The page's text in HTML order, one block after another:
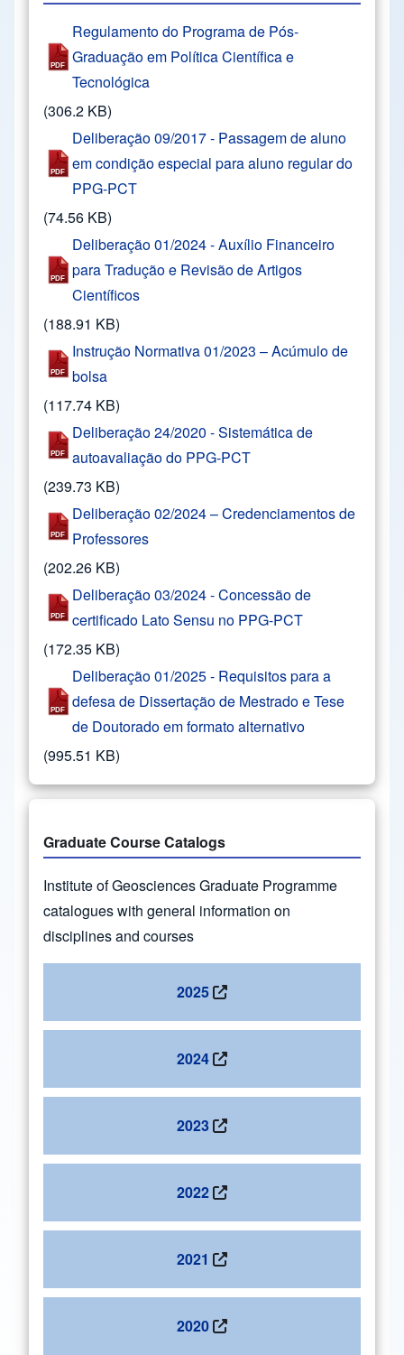
Regulamento do Programa de Pós-
Graduação em Política Científica e
Tecnológica
(306.2 KB)
Deliberação 09/2017 - Passagem de aluno
em condição especial para aluno regular do
PPG-PCT
(74.56 KB)
Deliberação 01/2024 - Auxílio Financeiro
para Tradução e Revisão de Artigos
Científicos
(188.91 KB)
Instrução Normativa 01/2023 – Acúmulo de
bolsa
(117.74 KB)
Deliberação 24/2020 - Sistemática de
autoavaliação do PPG-PCT
(239.73 KB)
Deliberação 02/2024 – Credenciamentos de
Professores
(202.26 KB)
Deliberação 03/2024 - Concessão de
certificado Lato Sensu no PPG-PCT
(172.35 KB)
Deliberação 01/2025 - Requisitos para a
defesa de Dissertação de Mestrado e Tese
de Doutorado em formato alternativo
(995.51 KB)
Graduate Course Catalogs
Institute of Geosciences Graduate Programme
catalogues with general information on
disciplines and courses
2025
2024
2023
2022
2021
2020